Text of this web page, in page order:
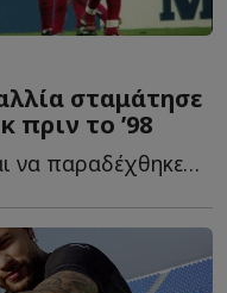
σταμάτησε
πριν το ’98
Η Μαρί-Ζορζ Μπαφέ φέρεται να παραδέχθηκε ότι οι έλεγχοι σ...